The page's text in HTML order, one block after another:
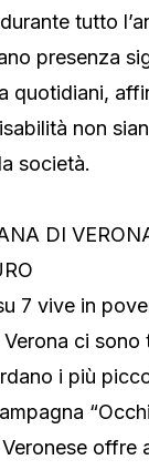
tutto
presenza
quotidiani,
non
società.
DI
7 vive in
ci sono
i più
offre